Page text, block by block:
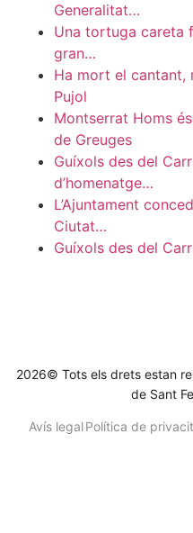
Generalitat…
Una tortuga careta
gran…
Ha mort el cantant,
Pujol
Montserrat Homs
de Greuges
Guíxols des del
d’homenatge…
L’Ajuntament
Ciutat…
Guíxols des del
2026© Tots els drets estan
de Sant
Avís legalPolítica de